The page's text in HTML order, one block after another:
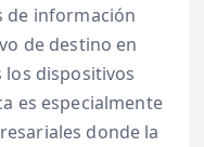
de información
de destino en
los dispositivos
es especialmente
donde la